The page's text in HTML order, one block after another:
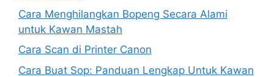
Cara Menghilangkan Bopeng Secara Alami
untuk Kawan Mastah
Cara Scan di Printer Canon
Cara Buat Sop: Panduan Lengkap Untuk Kawan